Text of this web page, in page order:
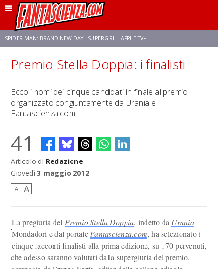
SPIDER-MAN: BRAND NEW DAY SUPERGIRL APPLE TV+
FRANCO RICCIARDIELLO ZENDAYA STAR TREK AVENGERS: DOOMSDAY
NETFLIX SADIE SINK STAR TREK: STRANGE NEW WORLDS
Premio Stella Doppia: i finalisti
Ecco i nomi dei cinque candidati in finale al premio
organizzato congiuntamente da Urania e
Fantascienza.com
41
Articolo di Redazione
Giovedì 3 maggio 2012
A A
La pregiuria del Premio Stella Doppia, indetto da Urania
Mondadori e dal portale Fantascienza.com, ha selezionato i
cinque racconti finalisti alla prima edizione, su 170 pervenuti,
che adesso saranno valutati dalla supergiuria del premio,